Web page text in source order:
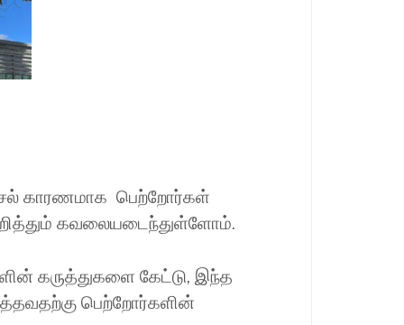
காரணமாக பெற்றோர்கள்
கவலையடைந்துள்ளோம்.
கருத்துகளை கேட்டு, இந்த
பெற்றோர்களின்